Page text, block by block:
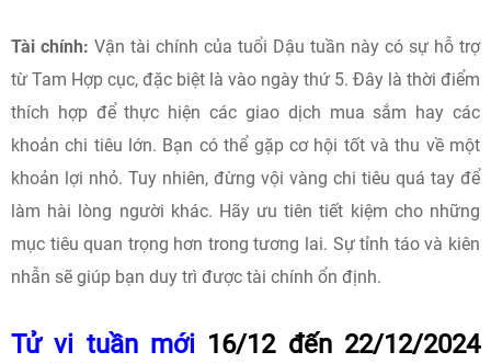
Tài chính: Vận tài chính của tuổi Dậu tuần này có sự hỗ trợ
từ Tam Hợp cục, đặc biệt là vào ngày thứ 5. Đây là thời điểm
thích hợp để thực hiện các giao dịch mua sắm hay các
khoản chi tiêu lớn. Bạn có thể gặp cơ hội tốt và thu về một
khoản lợi nhỏ. Tuy nhiên, đừng vội vàng chi tiêu quá tay để
làm hài lòng người khác. Hãy ưu tiên tiết kiệm cho những
mục tiêu quan trọng hơn trong tương lai. Sự tỉnh táo và kiên
nhẫn sẽ giúp bạn duy trì được tài chính ổn định.
Tử vi tuần mới 16/12 đến 22/12/2024